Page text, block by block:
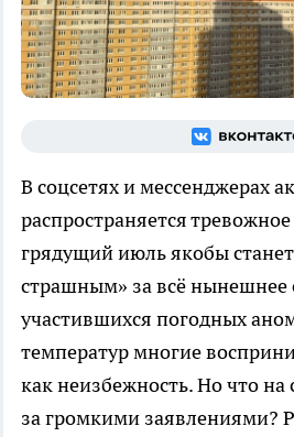
В соцсетях и мессенджерах
распространяется
грядущий июль якобы
страшным» за всё нынешнее
участившихся погодных
температур многие
как неизбежность. Но что на
за громкими заявлениями?